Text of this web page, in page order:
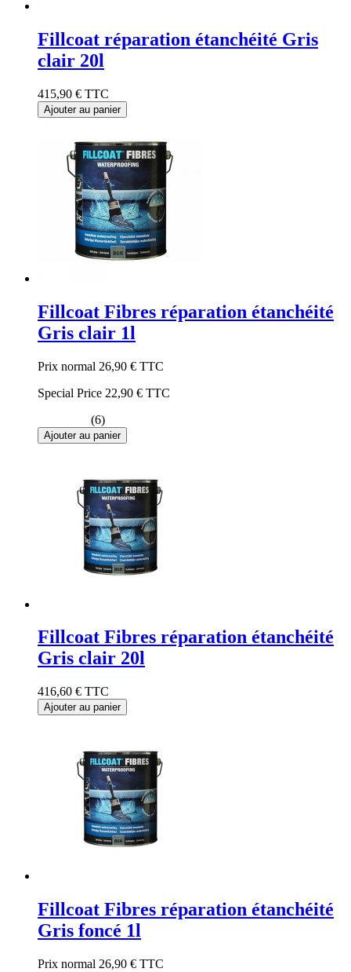
Fillcoat réparation étanchéité Gris
clair 20l
415,90 € TTC
Ajouter au panier
Fillcoat Fibres réparation étanchéité
Gris clair 1l
Prix normal 26,90 € TTC
Special Price 22,90 € TTC
(6)
Ajouter au panier
Fillcoat Fibres réparation étanchéité
Gris clair 20l
416,60 € TTC
Ajouter au panier
Fillcoat Fibres réparation étanchéité
Gris foncé 1l
Prix normal 26,90 € TTC